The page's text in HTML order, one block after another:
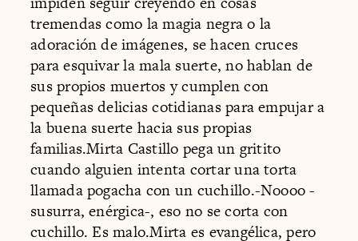
tremendas como la magia negra o la
adoración de imágenes, se hacen cruces
para esquivar la mala suerte, no hablan de
sus propios muertos y cumplen con
pequeñas delicias cotidianas para empujar a
la buena suerte hacia sus propias
familias.Mirta Castillo pega un gritito
cuando alguien intenta cortar una torta
llamada pogacha con un cuchillo.-Noooo -
susurra, enérgica-, eso no se corta con
cuchillo. Es malo.Mirta es evangélica, pero